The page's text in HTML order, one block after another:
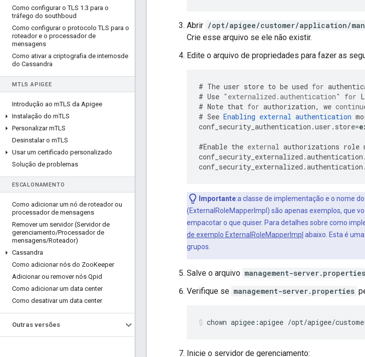
Como configurar o TLS 1 .3 para o
tráfego do southboud
Como configurar o protocolo TLS para o
roteador e o processador de
mensagens
Como ativar a criptografia de internosde
do Cassandra
MTLS APIGEE
Introdução ao mTLS da Apigee
Instalação do mTLS
Personalizar mTLS
Desinstalar o mTLS
Usar um certificado personalizado
Solução de problemas
ESCALONAMENTO
Como adicionar um nó de roteador ou
processador de mensagens
Remover um servidor (Servidor de
gerenciamento/Processador de
mensagens/Roteador)
Cassandra
Como adicionar nós do ZooKeeper
Adicionar ou remover nós Qpid
Como adicionar um data center
Como desativar um data center
Outras versões
Abrir /opt/apigee/customer/application/
Crie esse arquivo se ele não existir.
Edite o arquivo de propriedades para fazer as
# The user store to be used for
# Use "externalized.authentication" for
# Note that for authorization, we
# See Enabling external authentication
conf_security_authentication .user . store=
#Enable the external authorizations role
conf_security_externalized .authentication .
conf_security_externalized .authentication .
Importante:a classe de implementação e o nome
(ExternalRoleMapperImpl) são apenas exemplos, que
empacotar o que quiser. Para detalhes sobre como
de exemplo ExternalRoleMapperImpl abaixo. Esta é
grupos.
Salve o arquivo management-server.properties
Verifique se management-server.properties
chown apigee:apigee /opt/apigee/
Inicie o servidor de gerenciamento: